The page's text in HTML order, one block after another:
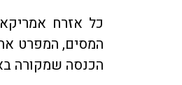
כל אזרח
המסים, המפרט את
הכנסה שמקורה